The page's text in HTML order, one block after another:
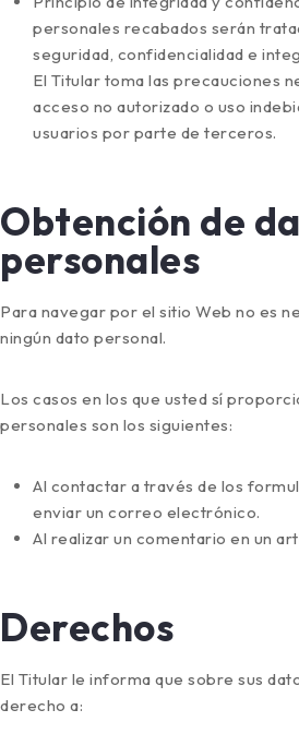
personales recabados serán
seguridad, confidencialidad e
El Titular toma las precauciones
acceso no autorizado o uso
usuarios por parte de terceros.
Obtención de
personales
Para navegar por el sitio Web no es
ningún dato personal.
Los casos en los que usted sí
personales son los siguientes:
Al contactar a través de los
enviar un correo electrónico.
Al realizar un comentario en un
Derechos
El Titular le informa que sobre sus
derecho a: